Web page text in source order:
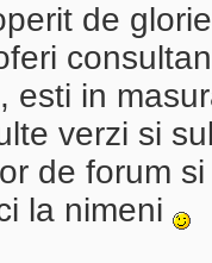
de
esti in
verzi si
de forum
la nimeni